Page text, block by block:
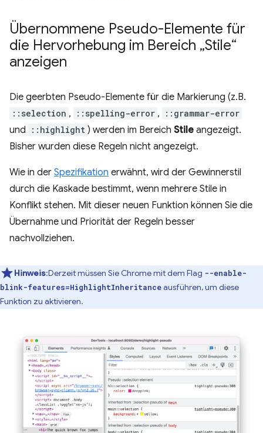
Übernommene Pseudo-Elemente für
die Hervorhebung im Bereich „Stile“
anzeigen
Die geerbten Pseudo-Elemente für die Markierung (z.B.
::selection , ::spelling-error , ::grammar-error
und ::highlight ) werden im Bereich Stile angezeigt.
Bisher wurden diese Regeln nicht angezeigt.
Wie in der Spezifikation erwähnt, wird der Gewinnerstil
durch die Kaskade bestimmt, wenn mehrere Stile in
Konflikt stehen. Mit dieser neuen Funktion können Sie die
Übernahme und Priorität der Regeln besser
nachvollziehen.
Hinweis:Derzeit müssen Sie Chrome mit dem Flag --enable-
blink-features=HighlightInheritanceausführen, um diese
Funktion zu aktivieren.